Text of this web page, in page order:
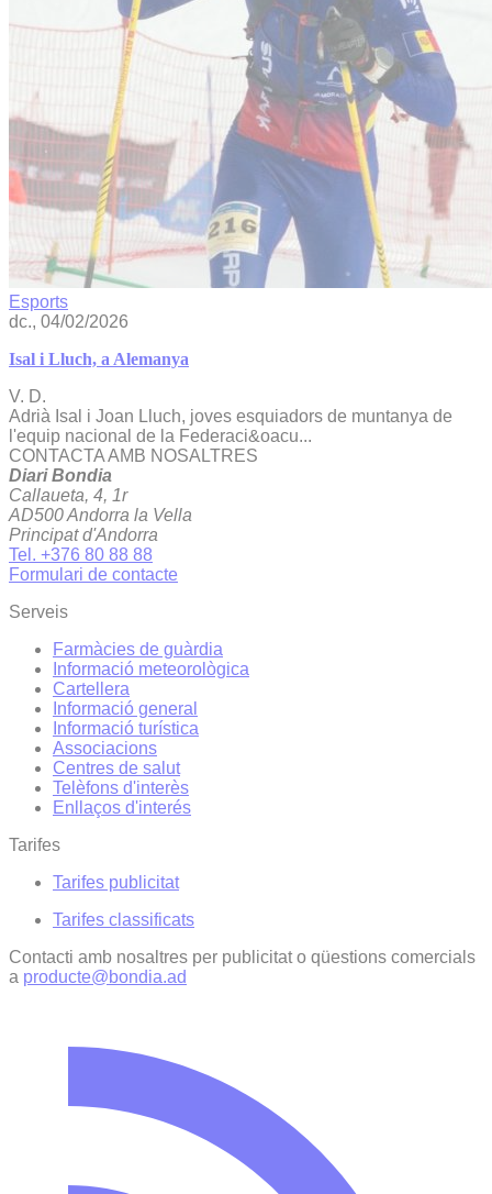
Esports
dc., 04/02/2026
Isal i Lluch, a Alemanya
V. D.
Adrià Isal i Joan Lluch, joves esquiadors de muntanya de
l'equip nacional de la Federaci&oacu...
CONTACTA AMB NOSALTRES
Diari Bondia
Callaueta, 4, 1r
AD500 Andorra la Vella
Principat d'Andorra
Tel. +376 80 88 88
Formulari de contacte
Serveis
Farmàcies de guàrdia
Informació meteorològica
Cartellera
Informació general
Informació turística
Associacions
Centres de salut
Telèfons d'interès
Enllaços d'interés
Tarifes
Tarifes publicitat
Tarifes classificats
Contacti amb nosaltres per publicitat o qüestions comercials
a producte@bondia.ad